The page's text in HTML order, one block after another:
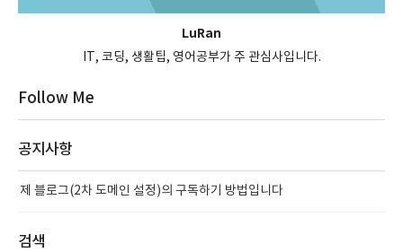
LuRan
IT, 코딩, 생활팁, 영어공부가 주 관심사입니다.
Follow Me
공지사항
제 블로그(2차 도메인 설정)의 구독하기 방법입니다
검색